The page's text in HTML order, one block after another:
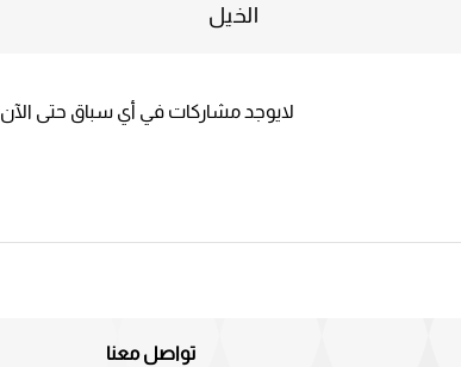
الخيل
لايوجد مشاركات في أي سباق حتى الآن
تواصل معنا